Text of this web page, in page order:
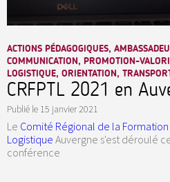
ACTIONS PÉDAGOGIQUES,
COMMUNICATION, PROMOTION-
LOGISTIQUE, ORIENTATION,
CRFPTL 2021 en
Publié le 15 janvier 2021
Le Comité Régional de la
Logistique Auvergne s'est déroulé
conférence